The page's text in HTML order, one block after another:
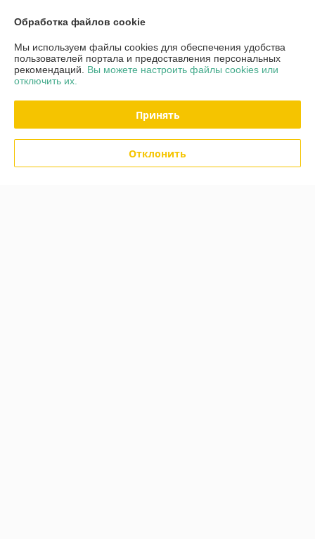
Покупатель
Отлично
Сделка подтверждена через корзину
Обработка файлов cookie
Мы используем файлы cookies для обеспечения удобства
пользователей портала и предоставления персональных
рекомендаций. Вы можете настроить файлы cookies или
отключить их.
Принять
Отклонить